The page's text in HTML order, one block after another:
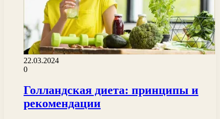
22.03.2024
0
Голландская диета: принципы и
рекомендации